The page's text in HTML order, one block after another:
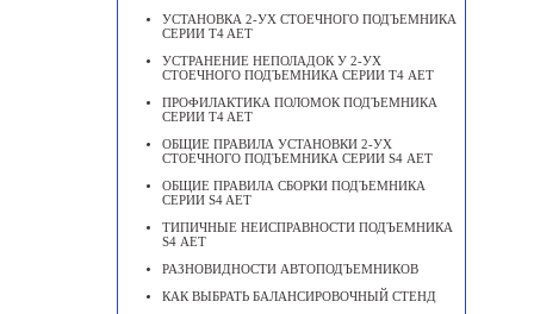
УСТАНОВКА 2-УХ СТОЕЧНОГО ПОДЪЕМНИКА
СЕРИИ T4 AET
УСТРАНЕНИЕ НЕПОЛАДОК У 2-УХ
СТОЕЧНОГО ПОДЪЕМНИКА СЕРИИ Т4 АЕТ
ПРОФИЛАКТИКА ПОЛОМОК ПОДЪЕМНИКА
СЕРИИ T4 AET
ОБЩИЕ ПРАВИЛА УСТАНОВКИ 2-УХ
СТОЕЧНОГО ПОДЪЕМНИКА СЕРИИ S4 АЕТ
ОБЩИЕ ПРАВИЛА СБОРКИ ПОДЪЕМНИКА
СЕРИИ S4 AET
ТИПИЧНЫЕ НЕИСПРАВНОСТИ ПОДЪЕМНИКА
S4 АЕТ
РАЗНОВИДНОСТИ АВТОПОДЪЕМНИКОВ
КАК ВЫБРАТЬ БАЛАНСИРОВОЧНЫЙ СТЕНД